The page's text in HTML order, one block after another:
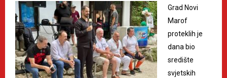
Grad Novi
Marof
proteklih je
dana bio
središte
svjetskih